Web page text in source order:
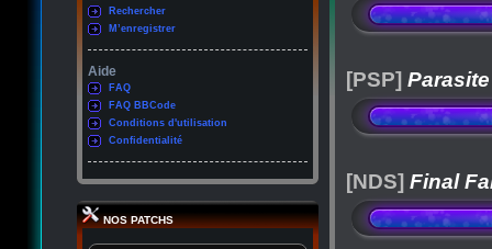
Rechercher
M’enregistrer
Aide
FAQ
FAQ BBCode
Conditions d'utilisation
Confidentialité
NOS PATCHS
[PSP]
[NDS] Final